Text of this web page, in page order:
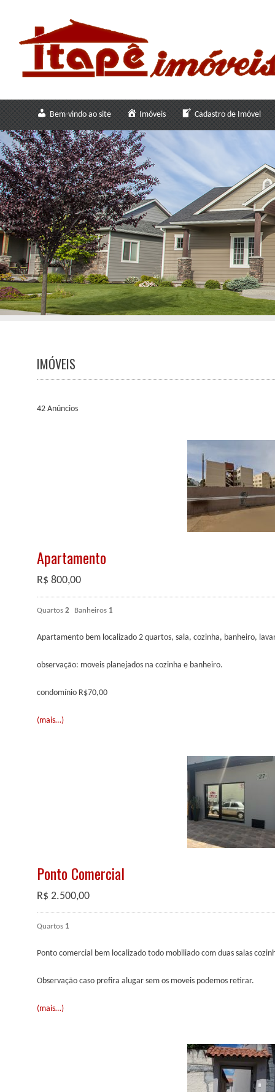
Bem-vindo ao site Imóveis Cadastro de Imóvel
IMÓVEIS
42 Anúncios
Apartamento
R$ 800,00
Quartos 2 Banheiros 1
Apartamento bem localizado 2 quartos, sala, cozinha, banheiro,
observação: moveis planejados na cozinha e banheiro.
condomínio R$70,00
(mais…)
Ponto Comercial
R$ 2.500,00
Quartos 1
Ponto comercial bem localizado todo mobiliado com duas salas
Observação caso prefira alugar sem os moveis podemos retirar.
(mais…)